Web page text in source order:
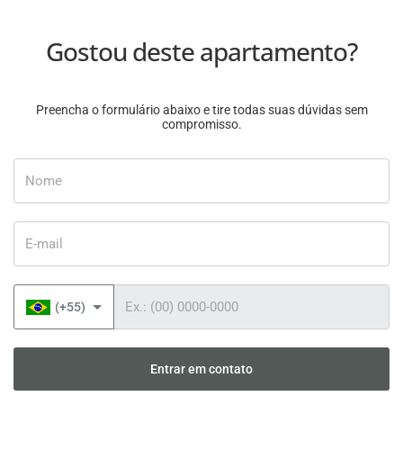
Gostou deste apartamento?
Preencha o formulário abaixo e tire todas suas dúvidas sem
compromisso.
(+55)
Entrar em contato